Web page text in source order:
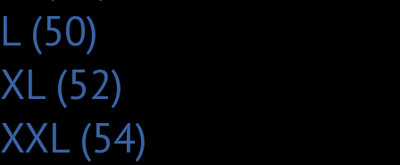
L (50)
XL (52)
XXL (54)